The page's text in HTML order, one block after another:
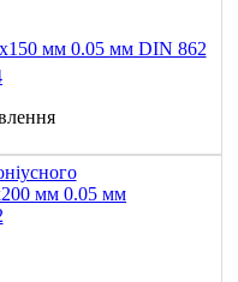
мм 0.05 мм DIN 862